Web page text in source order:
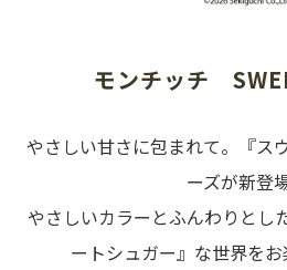
モンチッチ　
やさしい甘さに包まれて。『ス
ーズが新登
やさしいカラーとふんわりとし
ートシュガー』な世界をお